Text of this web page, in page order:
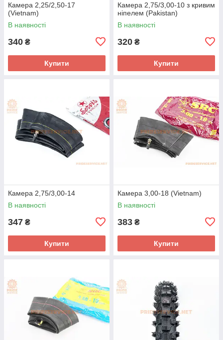
Камера 2,25/2,50-17
(Vietnam)
В наявності
340 ₴
Купити
Камера 2,75/3,00-10 з кривим
ніпелем (Pakistan)
В наявності
320 ₴
Купити
Камера 2,75/3,00-14
В наявності
347 ₴
Купити
Камера 3,00-18 (Vietnam)
В наявності
383 ₴
Купити